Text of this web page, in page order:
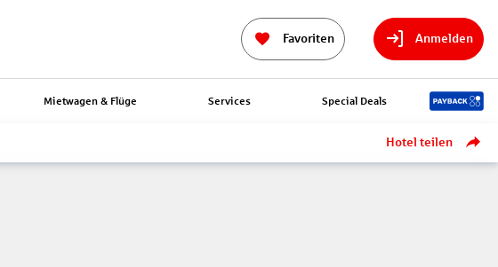
Favoriten Anmelden
Mietwagen & Flüge Services Special Deals
Hotel teilen